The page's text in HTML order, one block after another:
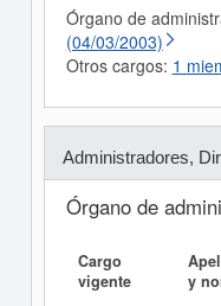
Órgano de
(04/03/2003)
Otros cargos: 1
Administradores,
Órgano de
Cargo
vigente
y